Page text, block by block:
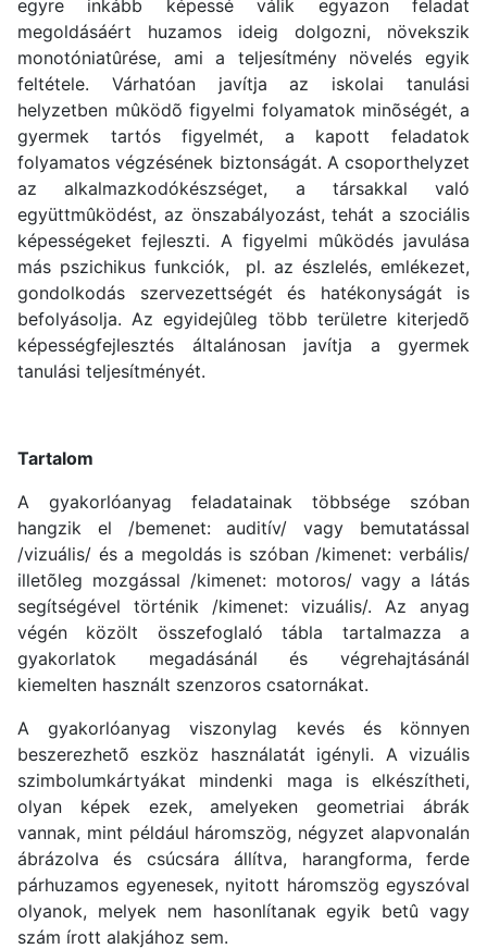
egyre inkább képessé válik egyazon feladat
megoldásáért huzamos ideig dolgozni, növekszik
monotóniatûrése, ami a teljesítmény növelés egyik
feltétele. Várhatóan javítja az iskolai tanulási
helyzetben mûködõ figyelmi folyamatok minõségét, a
gyermek tartós figyelmét, a kapott feladatok
folyamatos végzésének biztonságát. A csoporthelyzet
az alkalmazkodókészséget, a társakkal való
együttmûködést, az önszabályozást, tehát a szociális
képességeket fejleszti. A figyelmi mûködés javulása
más pszichikus funkciók, pl. az észlelés, emlékezet,
gondolkodás szervezettségét és hatékonyságát is
befolyásolja. Az egyidejûleg több területre kiterjedõ
képességfejlesztés általánosan javítja a gyermek
tanulási teljesítményét.
Tartalom
A gyakorlóanyag feladatainak többsége szóban
hangzik el /bemenet: auditív/ vagy bemutatással
/vizuális/ és a megoldás is szóban /kimenet: verbális/
illetõleg mozgással /kimenet: motoros/ vagy a látás
segítségével történik /kimenet: vizuális/. Az anyag
végén közölt összefoglaló tábla tartalmazza a
gyakorlatok megadásánál és végrehajtásánál
kiemelten használt szenzoros csatornákat.
A gyakorlóanyag viszonylag kevés és könnyen
beszerezhetõ eszköz használatát igényli. A vizuális
szimbolumkártyákat mindenki maga is elkészítheti,
olyan képek ezek, amelyeken geometriai ábrák
vannak, mint például háromszög, négyzet alapvonalán
ábrázolva és csúcsára állítva, harangforma, ferde
párhuzamos egyenesek, nyitott háromszög egyszóval
olyanok, melyek nem hasonlítanak egyik betû vagy
szám írott alakjához sem.